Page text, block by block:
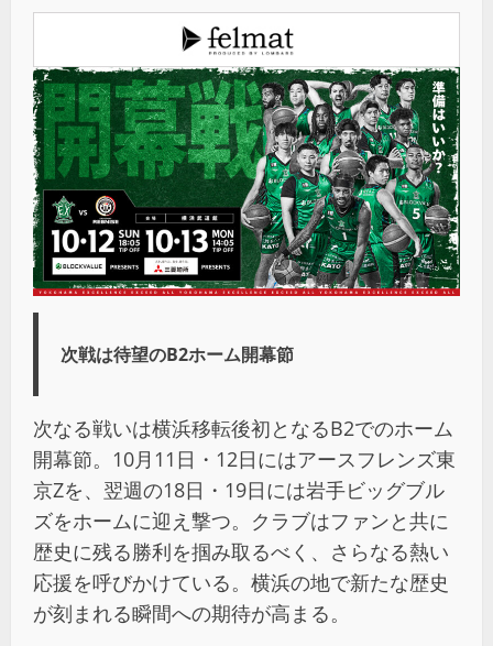
次戦は待望のB2ホーム開幕節
次なる戦いは横浜移転後初となるB2でのホーム
開幕節。10月11日・12日にはアースフレンズ東
京Zを、翌週の18日・19日には岩手ビッグブル
ズをホームに迎え撃つ。クラブはファンと共に
歴史に残る勝利を掴み取るべく、さらなる熱い
応援を呼びかけている。横浜の地で新たな歴史
が刻まれる瞬間への期待が高まる。